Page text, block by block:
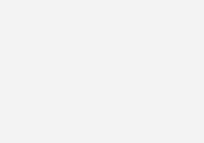
Planung und einfache Montage
Betrieb – anhand der
Anforderungen lässt sich ein
darstellen.
Duschrinne oder Wandeinlauf.